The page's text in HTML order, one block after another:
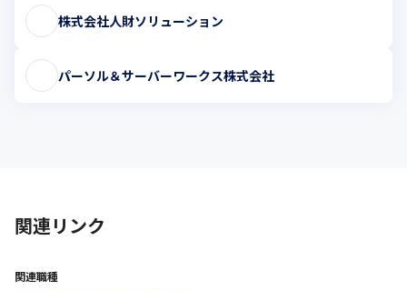
株式会社人財ソリューション
パーソル＆サーバーワークス株式会社
関連リンク
関連職種